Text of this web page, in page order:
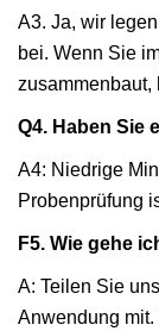
A3. Ja, wir
bei. Wenn Sie
zusammenbaut,
Q4. Haben Sie
A4: Niedrige
Probenprüfung
F5. Wie gehe
A: Teilen Sie
Anwendung